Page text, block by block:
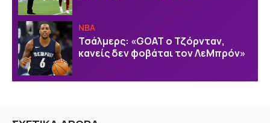
NBA
Τσάλμερς: «GOAT ο Τζόρνταν,
κανείς δεν φοβάται τον ΛεΜπρόν»